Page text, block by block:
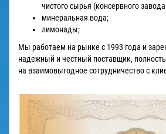
чистого сырья (консервного
минеральная вода;
лимонады;
Мы работаем на рынке с 1993 года и
надежный и честный поставщик,
на взаимовыгодное сотрудничество с